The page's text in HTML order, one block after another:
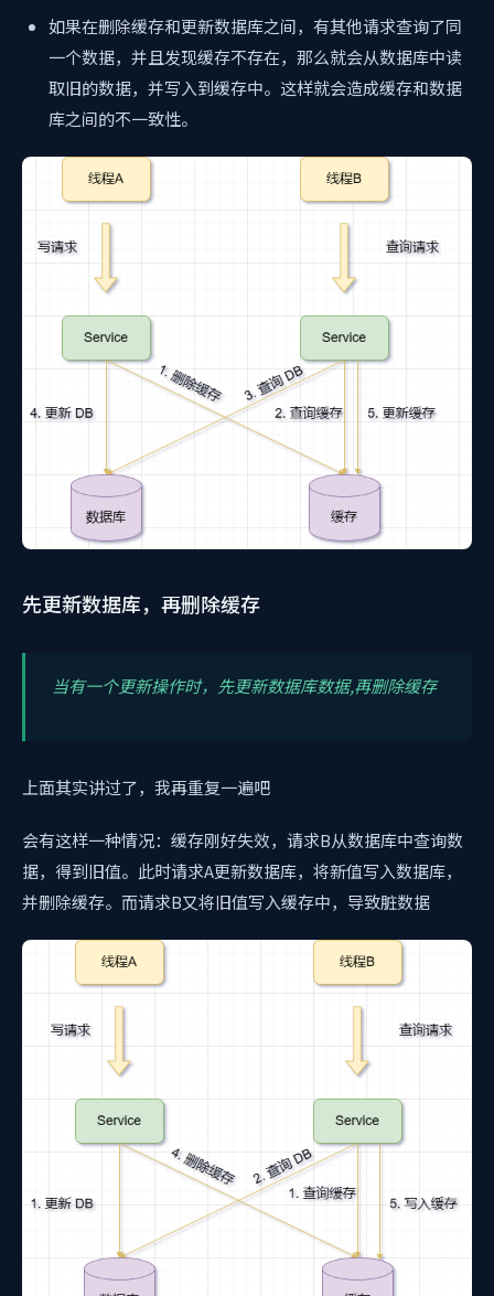
如果在删除缓存和更新数据库之间，有其他请求查询了同
一个数据，并且发现缓存不存在，那么就会从数据库中读
取旧的数据，并写入到缓存中。这样就会造成缓存和数据
库之间的不一致性。
先更新数据库，再删除缓存
当有一个更新操作时，先更新数据库数据,再删除缓存
上面其实讲过了，我再重复一遍吧
会有这样一种情况：缓存刚好失效，请求B从数据库中查询数
据，得到旧值。此时请求A更新数据库，将新值写入数据库，
并删除缓存。而请求B又将旧值写入缓存中，导致脏数据